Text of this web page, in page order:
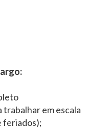
em escala
feriados);